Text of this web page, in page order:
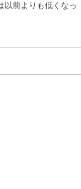
以前よりも低くなっ